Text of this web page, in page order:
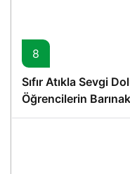
8
Sıfır Atıkla Sevgi
Öğrencilerin
Proje